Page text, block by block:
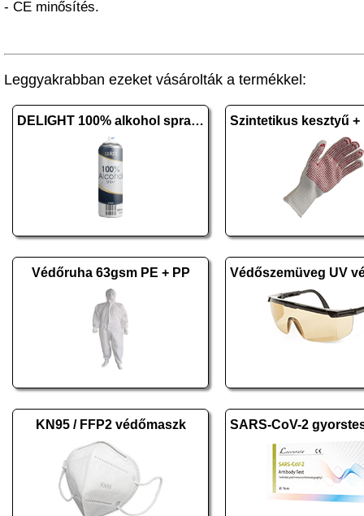
- CE minősítés.
Leggyakrabban ezeket vásárolták a termékkel:
DELIGHT 100% alkohol spray - 500 ml
Védőruha 63gsm PE + PP
KN95 / FFP2 védőmaszk